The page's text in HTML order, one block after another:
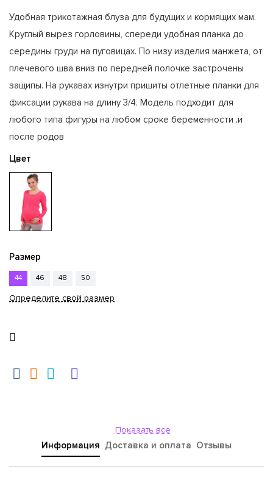
Удобная трикотажная блуза для будущих и кормящих мам.
Круглый вырез горловины, спереди удобная планка до
середины груди на пуговицах. По низу изделия манжета, от
плечевого шва вниз по передней полочке застрочены
защипы. На рукавах изнутри пришиты отлетные планки для
фиксации рукава на длину 3/4. Модель подходит для
любого типа фигуры на любом сроке беременности .и
после родов
Цвет
Размер
44 46 48 50
Определите свой размер
Показать все
Информация Доставка и оплата Отзывы